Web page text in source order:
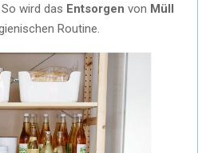
wird das Entsorgen von Müll
Routine.